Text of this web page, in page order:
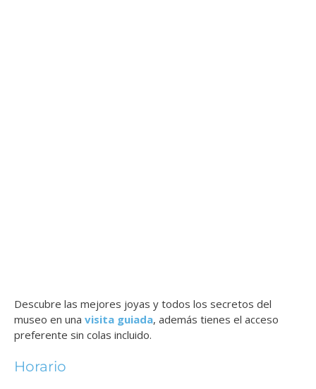
Descubre las mejores joyas y todos los secretos del
museo en una visita guiada, además tienes el acceso
preferente sin colas incluido.
Horario